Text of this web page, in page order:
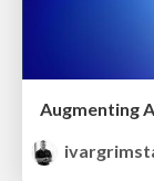
Augmenting